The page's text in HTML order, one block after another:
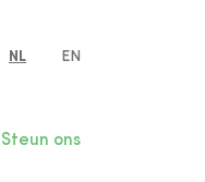
NL EN
Steun ons